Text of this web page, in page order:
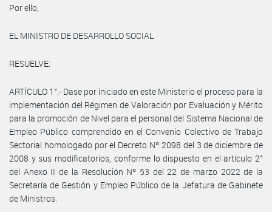
Por ello,
EL MINISTRO DE DESARROLLO SOCIAL
RESUELVE:
ARTÍCULO 1°.- Dase por iniciado en este Ministerio el proceso para la
implementación del Régimen de Valoración por Evaluación y Mérito
para la promoción de Nivel para el personal del Sistema Nacional de
Empleo Público comprendido en el Convenio Colectivo de Trabajo
Sectorial homologado por el Decreto Nº 2098 del 3 de diciembre de
2008 y sus modificatorios, conforme lo dispuesto en el artículo 2°
del Anexo II de la Resolución Nº 53 del 22 de marzo 2022 de la
Secretaría de Gestión y Empleo Público de la Jefatura de Gabinete
de Ministros.